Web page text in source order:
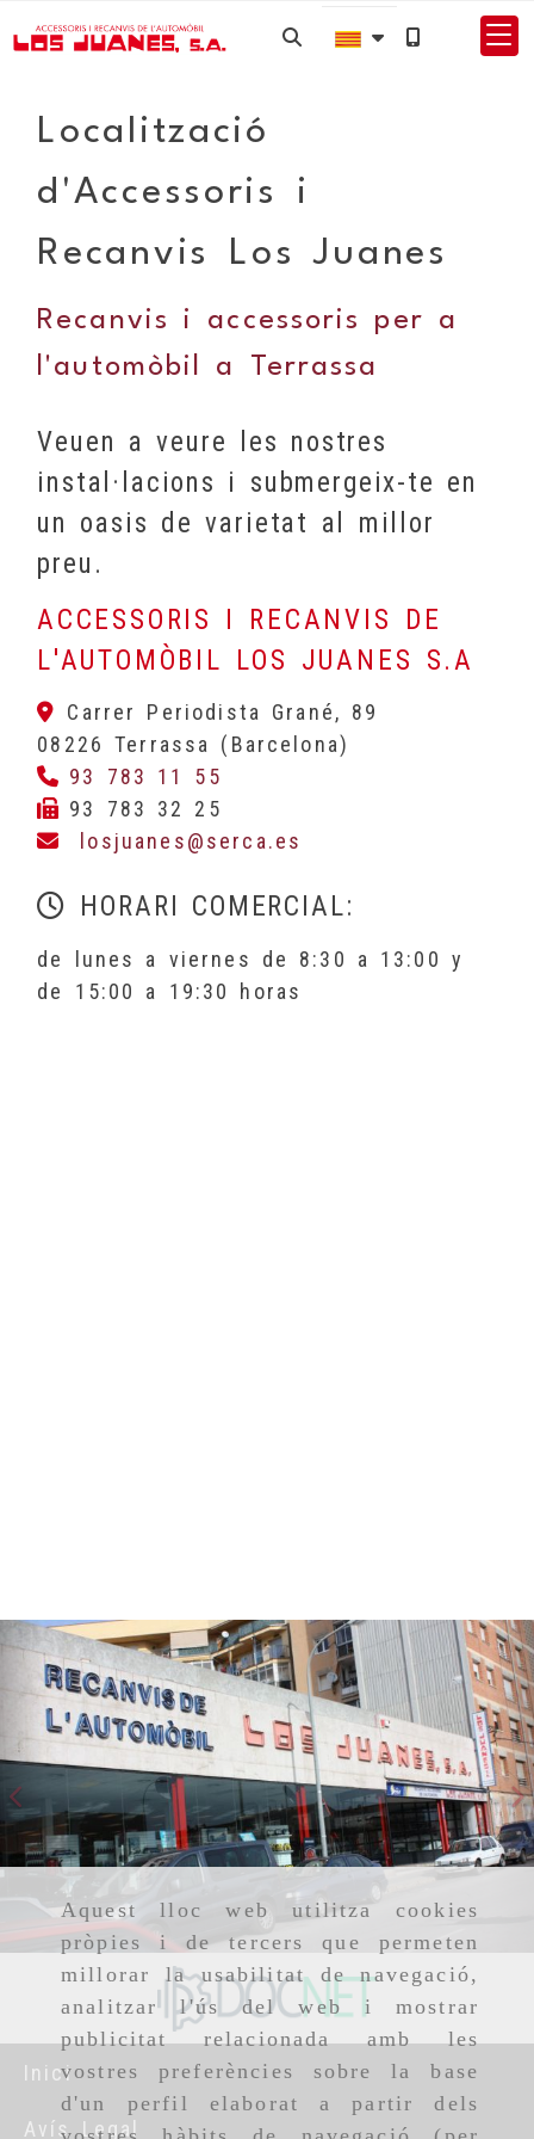
Aquest lloc web utilitza cookies
pròpies i de tercers que permeten
millorar la usabilitat de navegació,
analitzar l'ús del web i mostrar
publicitat relacionada amb les
vostres preferències sobre la base
d'un perfil elaborat a partir dels
Localització
d'Accessoris i
Recanvis Los Juanes
Recanvis i accessoris per a
l'automòbil a Terrassa
Veuen a veure les nostres
instal·lacions i submergeix-te en
un oasis de varietat al millor
preu.
ACCESSORIS I RECANVIS DE
L'AUTOMÒBIL LOS JUANES S.A
Carrer Periodista Grané, 89
08226 Terrassa (Barcelona)
93 783 11 55
93 783 32 25
losjuanes
serca.es
HORARI COMERCIAL:
de lunes a viernes de 8:30 a 13:00 y
de 15:00 a 19:30 horas
Anterior
Inici
Avís Legal